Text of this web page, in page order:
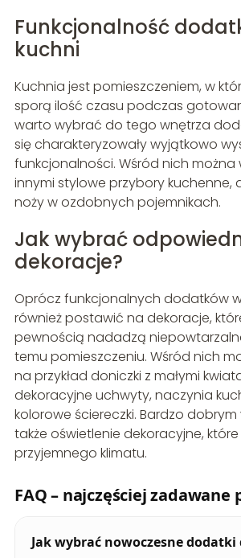
Funkcjonalność
kuchni
Kuchnia jest pomieszczeniem, w
sporą ilość czasu podczas
warto wybrać do tego wnętrza
się charakteryzowały wyjątkowo
funkcjonalności. Wśród nich można
innymi stylowe przybory kuchenne,
noży w ozdobnych pojemnikach.
Jak wybrać
dekoracje?
Oprócz funkcjonalnych dodatków
również postawić na dekoracje,
pewnością nadadzą
temu pomieszczeniu. Wśród nich
na przykład doniczki z małymi
dekoracyjne uchwyty, naczynia
kolorowe ściereczki. Bardzo
także oświetlenie dekoracyjne,
przyjemnego klimatu.
FAQ – najczęściej zadawane
Jak wybrać nowoczesne dodatki